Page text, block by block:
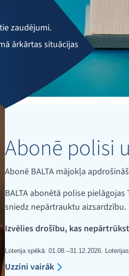
zaudējumi.
ārkārtas situācijas
Abonē polisi
Abonē BALTA mājokļa
BALTA abonētā polise
sniedz nepārtrauktu aizsardzību.
Izvēlies drošību, kas
Loterija spēkā: 01.08.–31.12.2026.
Uzzini vairāk